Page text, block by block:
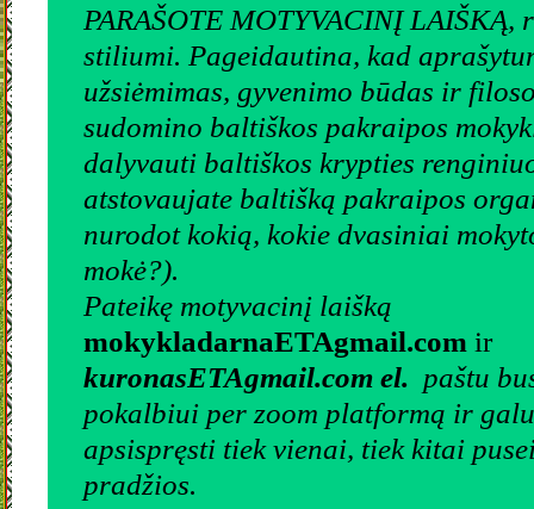
PARAŠOTE MOTYVACINĮ LAIŠKĄ,
stiliumi. Pageidautina, kad
užsiėmimas, gyvenimo būdas ir
sudomino baltiškos pakraipos
dalyvauti baltiškos krypties
atstovaujate baltišką pakraipos
nurodot kokią, kokie dvasiniai
mokė?).
Pateikę motyvacinį laišką
mokykladarnaETAgmail.com ir
kuronasETAgmail.com el. paštu
pokalbiui per zoom platformą ir
apsispręsti tiek vienai, tiek kitai
pradžios.